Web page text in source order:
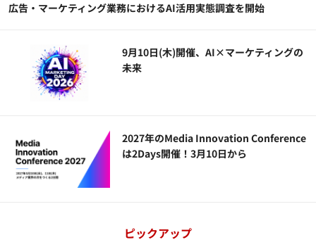
広告・マーケティング業務におけるAI活用実態調査を開始
9月10日(木)開催、AI×マーケティングの
未来
2027年のMedia Innovation Conference
は2Days開催！3月10日から
ピックアップ